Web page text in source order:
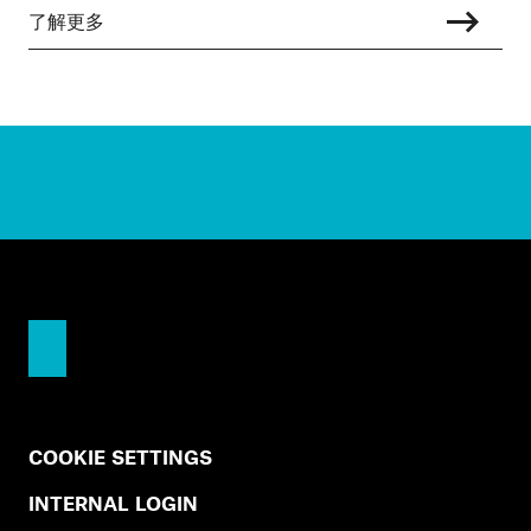
了解更多
COOKIE SETTINGS
INTERNAL LOGIN